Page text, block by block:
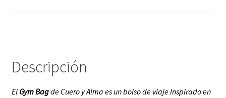
Descripción
El Gym Bagde Cuero y Alma es un bolso de viaje Inspirado en